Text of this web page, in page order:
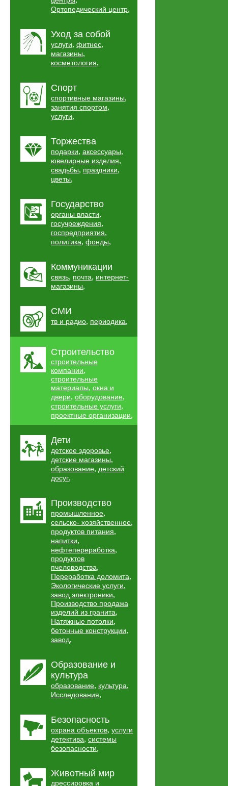
Ортопедический центр,
Уход за собой
услуги, фитнес,
магазины,
косметология,
Спорт
спортивные магазины,
занятия спортом,
услуги,
Торжества
подарки, аксессуары,
ювелирные изделия,
свадьбы, праздники,
цветы,
Государство
органы власти,
госучреждения,
госпредприятия,
политика, фонды,
Коммуникации
связь, почта, интернет-
магазины,
СМИ
тв и радио, периодика,
Строительство
строительные
компании,
строительные
материалы, окна и
двери, оборудование,
строительные услуги,
проектные организации,
Дети
детское здоровье,
детские магазины,
образование, детский
досуг,
Производство
промышленное,
сельско- хозяйственное,
продуктов питания,
напитки,
нефтепереработка,
продуктов
пчеловодства,
Переработка доломита,
Экологические услуги,
завод электроники,
Производство продажа
изделий из гранита,
Натяжные потолки,
бетонные конструкции,
завод,
Образование и
культура
образование, культура,
Исследования,
Безопасность
охрана объектов, услуги
детектива, системы
безопасности,
Животный мир
дрессировка и